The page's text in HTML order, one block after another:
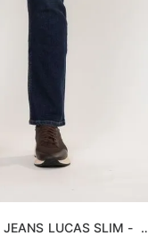
LUCAS SLIM -